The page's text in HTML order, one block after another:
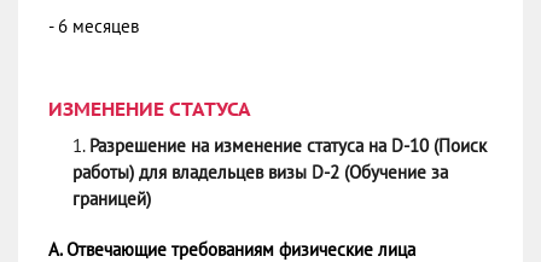
- 6 месяцев
ИЗМЕНЕНИЕ СТАТУСА
Разрешение на изменение статуса на D-10 (Поиск
работы) для владельцев визы D-2 (Обучение за
границей)
А. Отвечающие требованиям физические лица